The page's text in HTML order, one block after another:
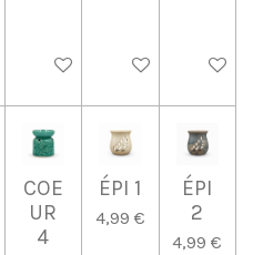
au panier
Ajouter au panierAjouter au panier
Ajouter
COE
UR
4
ÉPI 1
4,99 €
ÉPI
2
4,99 €